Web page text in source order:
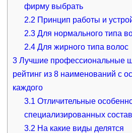
фирму выбрать
2.2 Принцип работы и
2.3 Для нормального типа
2.4 Для жирного типа волос
3Лучшие профессиональные
рейтинг из 8 наименований с
каждого
3.1 Отличительные
специализированных
3.2 На какие виды делятся